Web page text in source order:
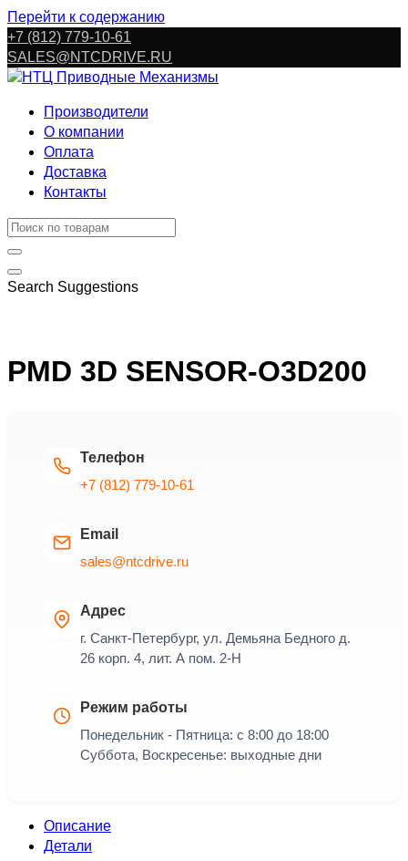
Перейти к содержанию
+7 (812) 779-10-61
SALES@NTCDRIVE.RU
Производители
О компании
Оплата
Доставка
Контакты
Search Suggestions
PMD 3D SENSOR-O3D200
Телефон
+7 (812) 779-10-61
Email
sales@ntcdrive.ru
Адрес
г. Санкт-Петербург, ул. Демьяна Бедного д.
26 корп. 4, лит. А пом. 2-Н
Режим работы
Понедельник - Пятница: с 8:00 до 18:00
Суббота, Воскресенье: выходные дни
Описание
Детали